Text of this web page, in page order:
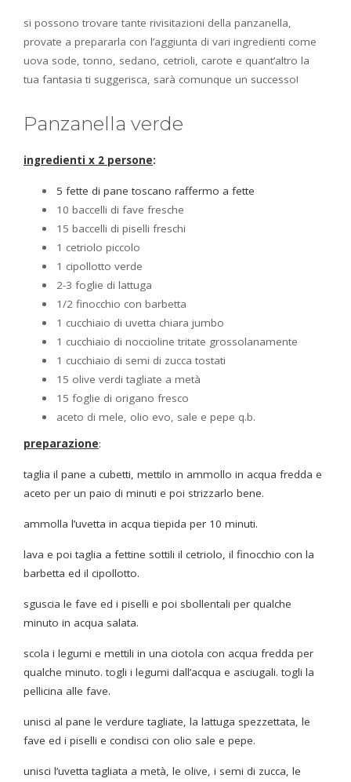
si possono trovare tante rivisitazioni della panzanella,
provate a prepararla con l’aggiunta di vari ingredienti come
uova sode, tonno, sedano, cetrioli, carote e quant’altro la
tua fantasia ti suggerisca, sarà comunque un successo!
Panzanella verde
ingredienti x 2 persone:
5 fette di pane toscano raffermo a fette
10 baccelli di fave fresche
15 baccelli di piselli freschi
1 cetriolo piccolo
1 cipollotto verde
2-3 foglie di lattuga
1/2 finocchio con barbetta
1 cucchiaio di uvetta chiara jumbo
1 cucchiaio di noccioline tritate grossolanamente
1 cucchiaio di semi di zucca tostati
15 olive verdi tagliate a metà
15 foglie di origano fresco
aceto di mele, olio evo, sale e pepe q.b.
preparazione:
taglia il pane a cubetti, mettilo in ammollo in acqua fredda e
aceto per un paio di minuti e poi strizzarlo bene.
ammolla l’uvetta in acqua tiepida per 10 minuti.
lava e poi taglia a fettine sottili il cetriolo, il finocchio con la
barbetta ed il cipollotto.
sguscia le fave ed i piselli e poi sbollentali per qualche
minuto in acqua salata.
scola i legumi e mettili in una ciotola con acqua fredda per
qualche minuto. togli i legumi dall’acqua e asciugali. togli la
pellicina alle fave.
unisci al pane le verdure tagliate, la lattuga spezzettata, le
fave ed i piselli e condisci con olio sale e pepe.
unisci l’uvetta tagliata a metà, le olive, i semi di zucca, le